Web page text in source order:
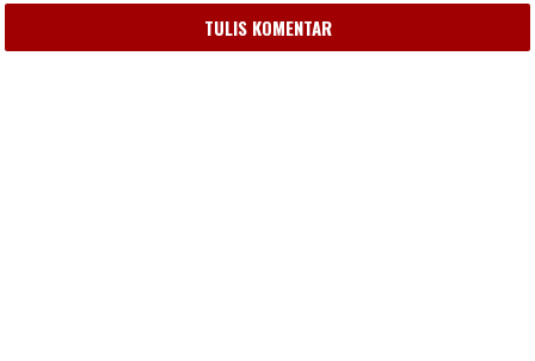
TULIS KOMENTAR